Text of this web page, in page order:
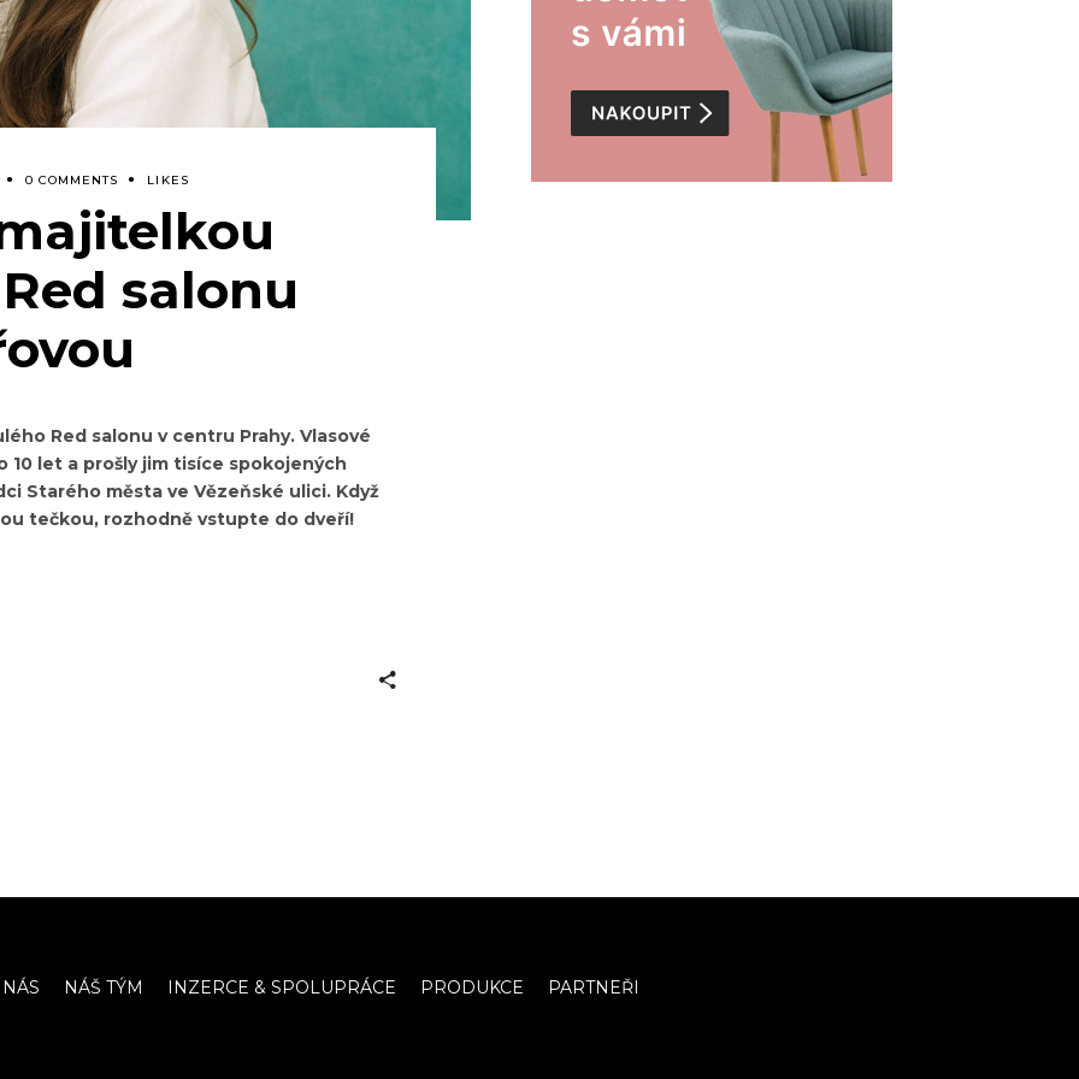
0 COMMENTS LIKES
salonu
Red salonu v centru Prahy. Vlasové
let a prošly jim tisíce spokojených
Starého města ve Vězeňské ulici. Když
tečkou, rozhodně vstupte do dveří!
NÁŠ TÝM INZERCE & SPOLUPRÁCE PRODUKCE PARTNEŘI